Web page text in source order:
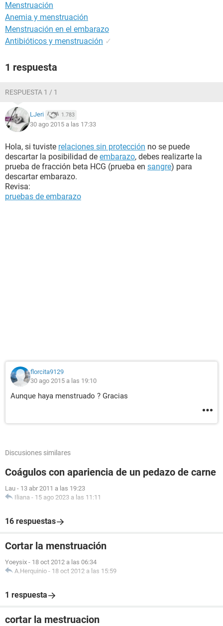
Menstruación
Anemia y menstruación
Menstruación en el embarazo
Antibióticos y menstruación ✓
1 respuesta
RESPUESTA 1 / 1
LJeri 1.783
30 ago 2015 a las 17:33
Hola, si tuviste relaciones sin protección no se puede
descartar la posibilidad de embarazo, debes realizarte la
prueba de fracción beta HCG (prueba en sangre) para
descartar embarazo.
Revisa:
pruebas de embarazo
florcita9129
30 ago 2015 a las 19:10
Aunque haya menstruado ? Gracias
Discusiones similares
Coágulos con apariencia de un pedazo de carne
Lau - 13 abr 2011 a las 19:23
Iliana - 15 ago 2023 a las 11:11
16 respuestas
Cortar la menstruación
Yoeysix - 18 oct 2012 a las 06:34
A.Herquinio - 18 oct 2012 a las 15:59
1 respuesta
cortar la mestruacion